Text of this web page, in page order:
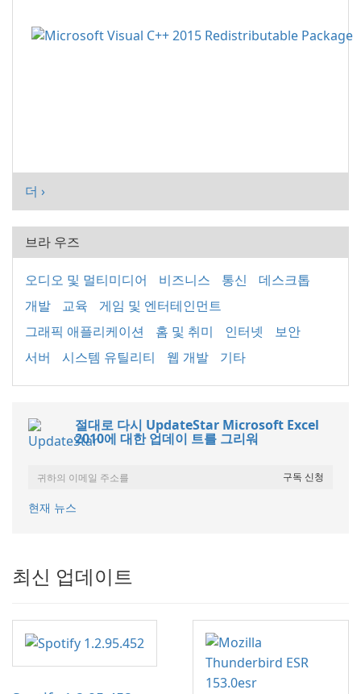
더 ›
브라 우즈
오디오 및 멀티미디어 비즈니스 통신
데스크톱
개발
교육
게임 및 엔터테인먼트
그래픽 애플리케이션
홈 및 취미 인터넷
보안
서버
시스템 유틸리티 웹 개발 기타
절대로 다시 UpdateStar Microsoft Excel
2010에 대한 업데이 트를 그리워
현재 뉴스
최신 업데이트